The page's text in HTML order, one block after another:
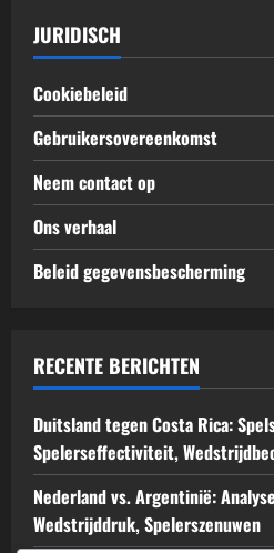
JURIDISCH
Cookiebeleid
Gebruikersovereenkomst
Neem contact op
Ons verhaal
Beleid gegevensbescherming
RECENTE BERICHTEN
Duitsland tegen Costa Rica:
Spelerseffectiviteit,
Nederland vs. Argentinië:
Wedstrijddruk, Spelerszenuwen